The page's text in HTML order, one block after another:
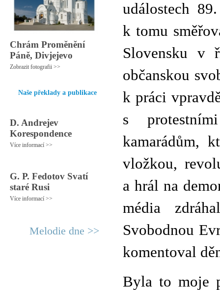
Chrám Proměnění
Páně, Divjejevo
Zobrazit fotografii >>
Naše překlady a publikace
D. Andrejev
Korespondence
Více informací >>
G. P. Fedotov Svatí
staré Rusi
Více informací >>
Melodie dne >>
událostech
k tomu
Slovensku v
občanskou
k práci
s
kamarádům,
vložkou,
a hrál na
média
Svobodnou
komentoval
Byla to moje